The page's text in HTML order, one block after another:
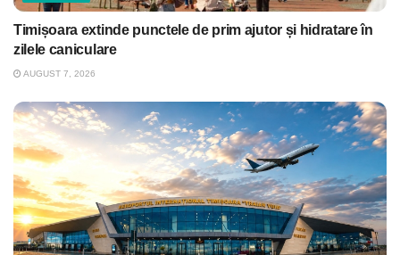
Timișoara extinde punctele de prim ajutor și hidratare în
zilele caniculare
AUGUST 7, 2026